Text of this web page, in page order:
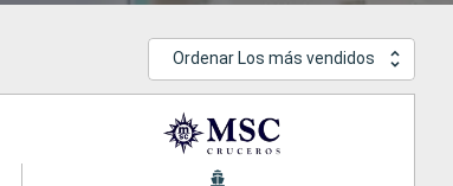
Ordenar Los más vendidos